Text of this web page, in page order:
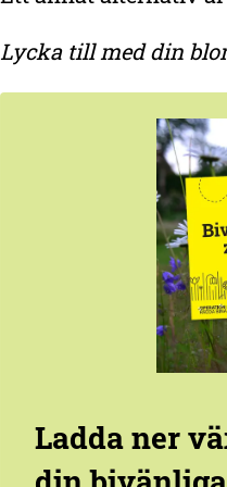
Lycka till med din
Ladda ner